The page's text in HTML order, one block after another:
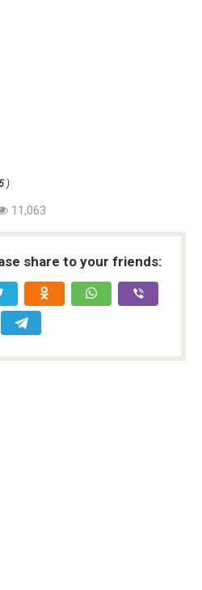
)
11,063
share to your friends: